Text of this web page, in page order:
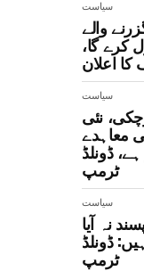
سیاست
والے
گا،
کا اعلان
سیاست
نئی
معاہدے
ڈونلڈ
ٹرمپ
سیاست
نہ آیا
ڈونلڈ
ٹرمپ